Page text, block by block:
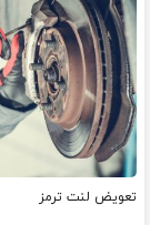
تعویض لنت ترمز